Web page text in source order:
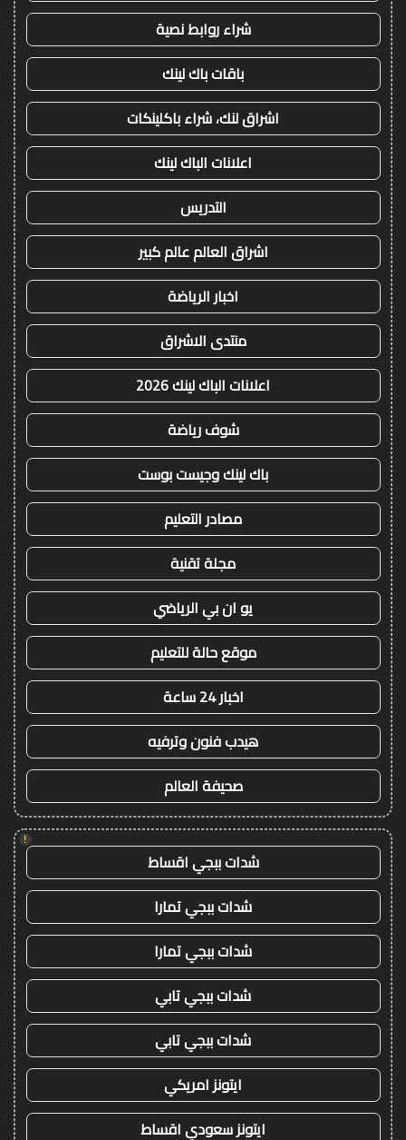
شراء روابط نصية
باقات باك لينك
اشراق لنك، شراء باكلينكات
اعلانات الباك لينك
التدريس
اشراق العالم عالم كبير
اخبار الرياضة
منتدى الاشراق
اعلانات الباك لينك 2026
شوف رياضة
باك لينك وجيست بوست
مصادر التعليم
مجلة تقنية
يو ان بي الرياضي
موقع حالة للتعليم
اخبار 24 ساعة
هيدب فنون وترفيه
صحيفة العالم
!
شدات ببجي اقساط
شدات ببجي تمارا
شدات ببجي تمارا
شدات ببجي تابي
شدات ببجي تابي
ايتونز امريكي
ايتونز سعودي اقساط